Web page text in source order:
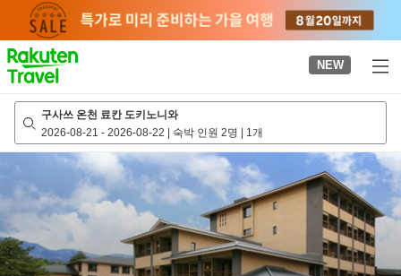
page
NEW
구사쓰 온천 료칸 도키노니와
2026-08-21 - 2026-08-22 | 숙박 인원 2명 | 1개